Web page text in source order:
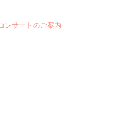
ンサートのご案内